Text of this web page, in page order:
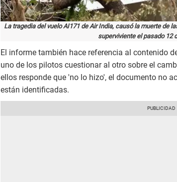
La tragedia del vuelo AI171 de Air India, causó la muerte de
superviviente el pasado 12
El informe también hace referencia al contenido
uno de los pilotos cuestionar al otro sobre el
ellos responde que 'no lo hizo', el documento no
están identificadas.